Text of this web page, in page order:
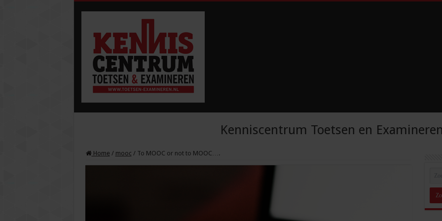
Kenniscentrum Toetsen en
Home / mooc / To MOOC or not to MOOC….